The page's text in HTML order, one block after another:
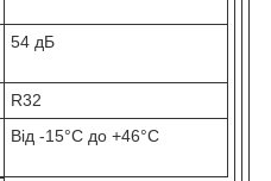
54 дБ
R32
Від -15°C до +46°C